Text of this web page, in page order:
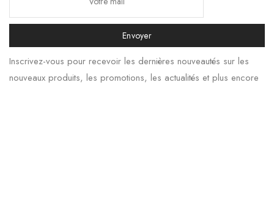
Envoyer
Inscrivez-vous pour recevoir les dernières nouveautés sur les
nouveaux produits, les promotions, les actualités et plus encore